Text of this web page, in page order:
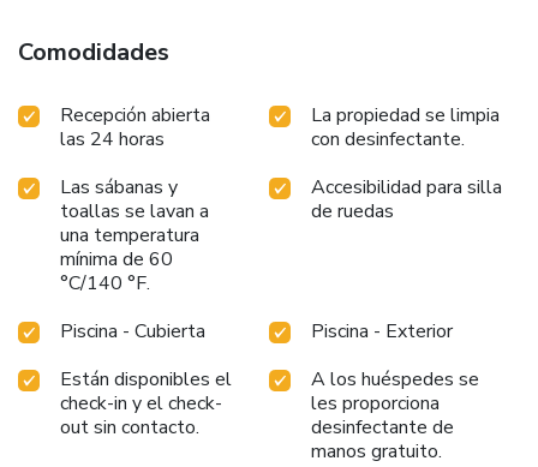
scrumptious complimentary breakfast, consistently served
at Rodeway Inn Rodeway Inn Walterboro I-95. Indulge in
Inn Walterboro I-95.Begin your holiday perfectly by taking
a plunge into the swimming pool.Eliminate those holiday
equipped exercise amenities.
Comodidades
Recepción abierta
las 24 horas
La propiedad se limpia
con desinfectante.
Las sábanas y
toallas se lavan a
una temperatura
mínima de 60
°C/140 °F.
Accesibilidad para silla
de ruedas
Piscina - Cubierta
Piscina - Exterior
Están disponibles el
check-in y el check-
out sin contacto.
A los huéspedes se
les proporciona
desinfectante de
manos gratuito.